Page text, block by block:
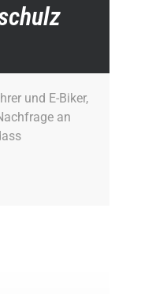
und E-Biker,
an